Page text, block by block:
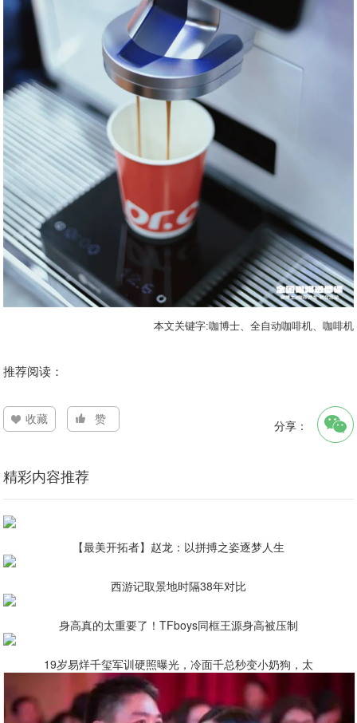
本文关键字:咖博士、全自动咖啡机、咖啡机
推荐阅读：
收藏 赞 分享：
精彩内容推荐
【最美开拓者】赵龙：以拼搏之姿逐梦人生
西游记取景地时隔38年对比
身高真的太重要了！TFboys同框王源身高被压制
19岁易烊千玺军训硬照曝光，冷面千总秒变小奶狗，太